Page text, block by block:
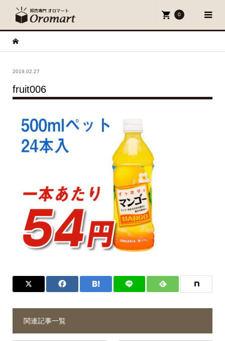
0
2019.02.27
fruit006
関連記事一覧